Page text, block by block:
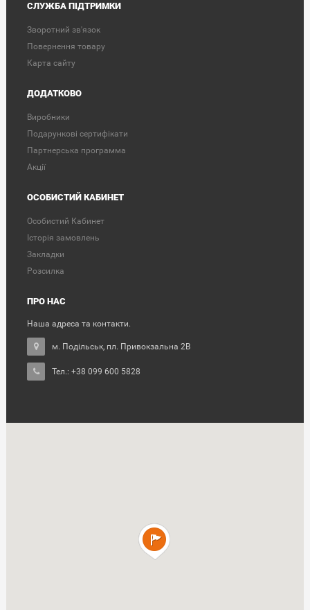
СЛУЖБА ПІДТРИМКИ
Зворотний зв'язок
Повернення товару
Карта сайту
ДОДАТКОВО
Виробники
Подарункові сертифікати
Партнерська программа
Акції
ОСОБИСТИЙ КАБИНЕТ
Особистий Кабинет
Історія замовлень
Закладки
Розсилка
ПРО НАС
Наша адреса та контакти.
м. Подільськ, пл. Привокзальна 2В
Тел.: +38 099 600 5828